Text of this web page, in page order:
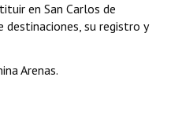
en San Carlos de
destinaciones, su registro y
Arenas.